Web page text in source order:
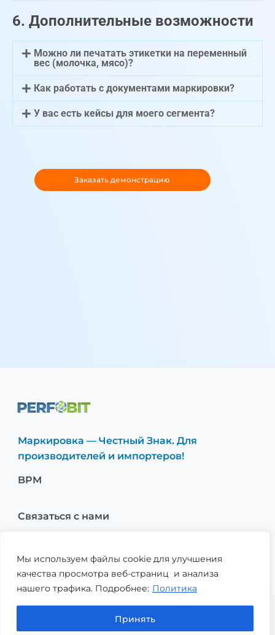
Мы используем файлы cookie для улучшения
качества просмотра веб-страниц и анализа
нашего трафика. Подробнее: Политика
Принять
6. Дополнительные возможности
Можно ли печатать этикетки на переменный
вес (молочка, мясо)?
Как работать с документами маркировки?
У вас есть кейсы для моего сегмента?
Заказать демонстрацию
Маркировка — Честный Знак. Для
производителей и импортеров!
BPM
Связаться с нами